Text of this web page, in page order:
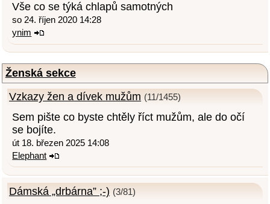
Vše co se týká chlapů samotných
so 24. říjen 2020 14:28
ynim
Ženská sekce
Vzkazy žen a dívek mužům (11/1455)
Sem pište co byste chtěly říct mužům, ale do očí
se bojíte.
út 18. březen 2025 14:08
Elephant
Dámská „drbárna” ;-) (3/81)